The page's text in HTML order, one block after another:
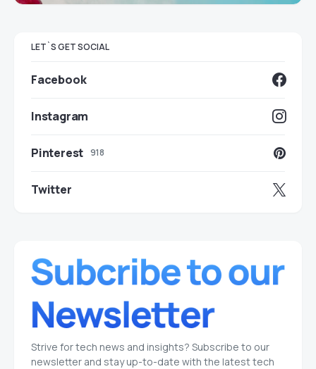
LET`S GET SOCIAL
Facebook
Instagram
Pinterest 918
Twitter
Strive for tech news and insights? Subscribe to our
newsletter and stay up-to-date with the latest tech